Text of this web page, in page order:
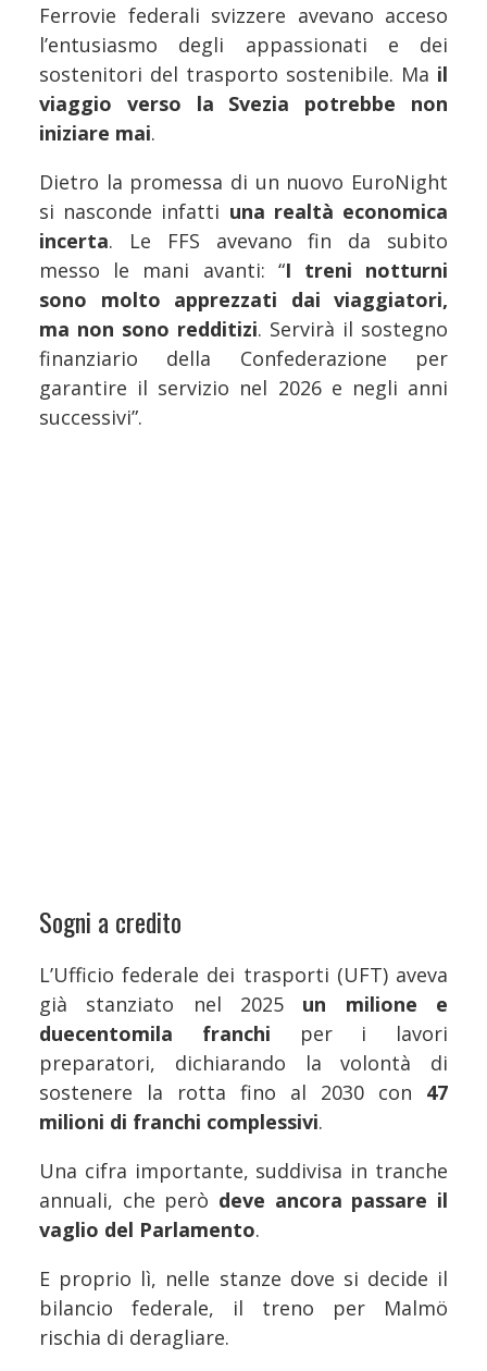
Ferrovie federali svizzere avevano acceso
l’entusiasmo degli appassionati e dei
sostenitori del trasporto sostenibile. Ma il
viaggio verso la Svezia potrebbe non
iniziare mai.
Dietro la promessa di un nuovo EuroNight
si nasconde infatti una realtà economica
incerta. Le FFS avevano fin da subito
messo le mani avanti: “I treni notturni
sono molto apprezzati dai viaggiatori,
ma non sono redditizi. Servirà il sostegno
finanziario della Confederazione per
garantire il servizio nel 2026 e negli anni
successivi”.
Sogni a credito
L’Ufficio federale dei trasporti (UFT) aveva
già stanziato nel 2025 un milione e
duecentomila franchi
per i lavori
preparatori, dichiarando la volontà di
sostenere la rotta fino al 2030 con 47
milioni di franchi complessivi.
Una cifra importante, suddivisa in tranche
annuali, che però deve ancora passare il
vaglio del Parlamento.
E proprio lì, nelle stanze dove si decide il
bilancio federale, il treno per Malmö
rischia di deragliare.